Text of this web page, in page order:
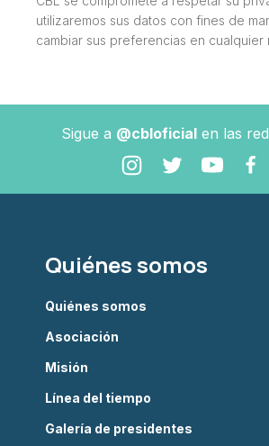
utilizaremos sus datos con fines de
cambiar sus preferencias en cualquier
Sigue a @cbloficialen las
Quiénes somos
Quiénes somos
Asociación
Misión
Línea del tiempo
Galería de presidentes